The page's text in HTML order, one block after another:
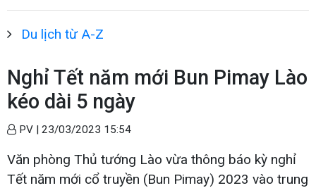
Du lịch từ A-Z
Nghỉ Tết năm mới Bun Pimay Lào
kéo dài 5 ngày
PV | 23/03/2023 15:54
Văn phòng Thủ tướng Lào vừa thông báo kỳ nghỉ
Tết năm mới cổ truyền (Bun Pimay) 2023 vào trung